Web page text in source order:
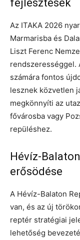
fejlesztések
Az ITAKA 2026
Marmarisba és
Liszt Ferenc
rendszerességgel.
számára fontos
lesznek közvetlen
megkönnyíti az
fővárosba vagy
repüléshez.
Hévíz-
erősödése
A Hévíz-Balaton
van, és az új
reptér stratégiai
lehetőség